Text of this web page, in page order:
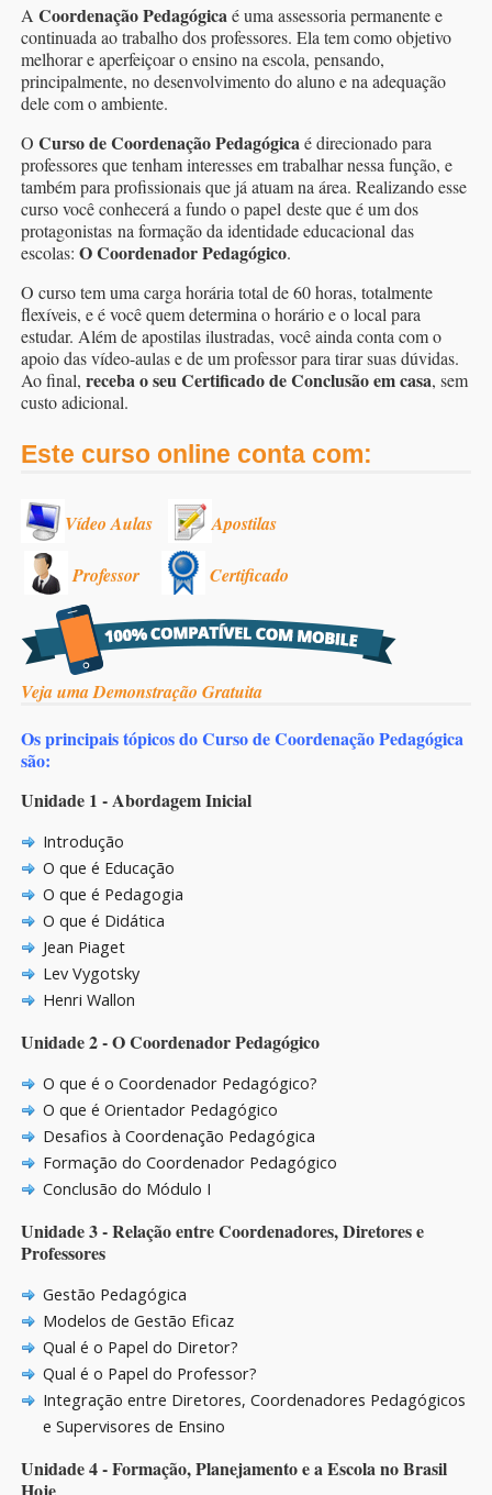
A Coordenação Pedagógicaé uma assessoria permanente e
continuada ao trabalho dos professores. Ela tem como objetivo
melhorar e aperfeiçoar o ensino na escola, pensando,
principalmente, no desenvolvimento do aluno e na adequação
dele com o ambiente.
O Curso de Coordenação Pedagógicaé direcionado para
professores que tenham interesses em trabalhar nessa função, e
também para profissionais que já atuam na área. Realizando esse
curso você conhecerá a fundo o papel deste que é um dos
protagonistas na formação da identidade educacional das
escolas: O Coordenador Pedagógico.
O curso tem uma carga horária total de 60 horas, totalmente
flexíveis, e é você quem determina o horário e o local para
estudar. Além de apostilas ilustradas, você ainda conta com o
apoio das vídeo-aulas e de um professor para tirar suas dúvidas.
Ao final, receba o seu Certificado de Conclusão em casa, sem
custo adicional.
Este curso online conta com:
Vídeo Aulas Apostilas
Professor Certificado
Veja uma Demonstração Gratuita
Os principais tópicos do Curso de Coordenação Pedagógica
são:
Unidade 1 - Abordagem Inicial
Introdução
O que é Educação
O que é Pedagogia
O que é Didática
Jean Piaget
Lev Vygotsky
Henri Wallon
Unidade 2 - O Coordenador Pedagógico
O que é o Coordenador Pedagógico?
O que é Orientador Pedagógico
Desafios à Coordenação Pedagógica
Formação do Coordenador Pedagógico
Conclusão do Módulo I
Unidade 3 - Relação entre Coordenadores, Diretores e
Professores
Gestão Pedagógica
Modelos de Gestão Eficaz
Qual é o Papel do Diretor?
Qual é o Papel do Professor?
Integração entre Diretores, Coordenadores Pedagógicos
e Supervisores de Ensino
Unidade 4 - Formação, Planejamento e a Escola no Brasil
Hoje